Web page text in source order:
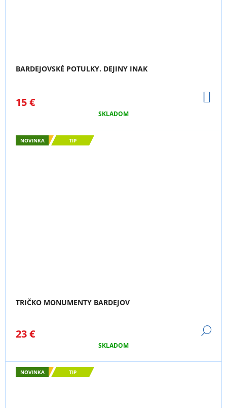
BARDEJOVSKÉ POTULKY. DEJINY INAK
15 €
SKLADOM
NOVINKA TIP
TRIČKO MONUMENTY BARDEJOV
23 €
SKLADOM
NOVINKA TIP